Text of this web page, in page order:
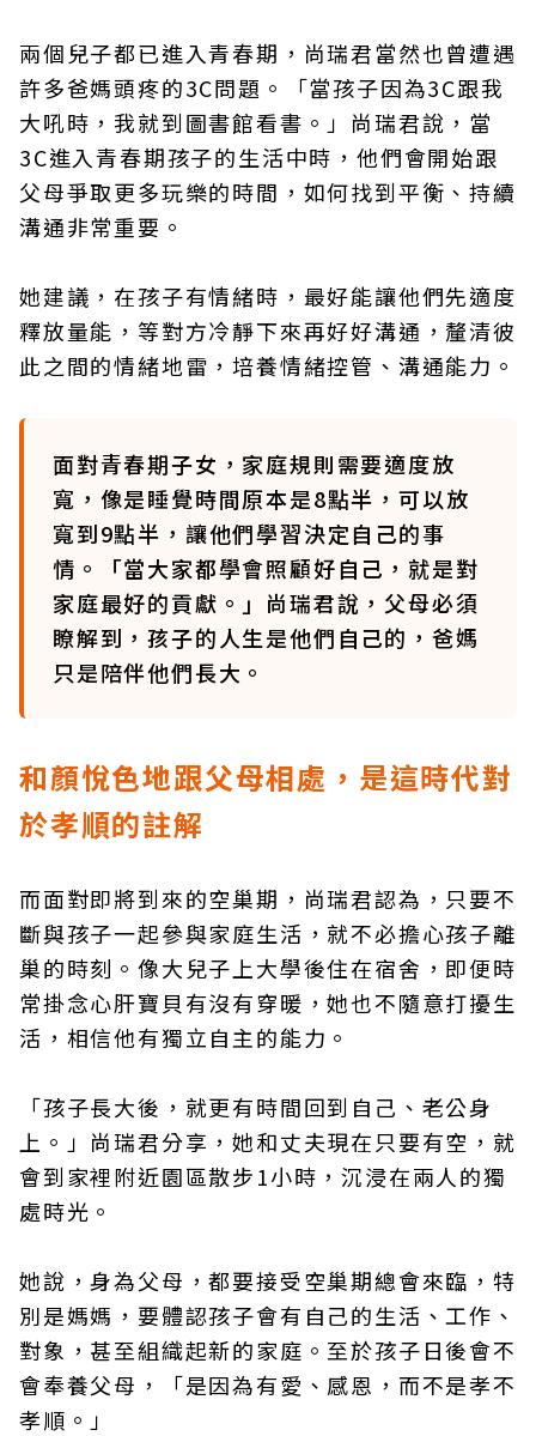
兩個兒子都已進入青春期，尚瑞君當然也曾遭遇
許多爸媽頭疼的3C問題。「當孩子因為3C跟我
大吼時，我就到圖書館看書。」尚瑞君說，當
3C進入青春期孩子的生活中時，他們會開始跟
父母爭取更多玩樂的時間，如何找到平衡、持續
溝通非常重要。
她建議，在孩子有情緒時，最好能讓他們先適度
釋放量能，等對方冷靜下來再好好溝通，釐清彼
此之間的情緒地雷，培養情緒控管、溝通能力。
面對青春期子女，家庭規則需要適度放
寬，像是睡覺時間原本是8點半，可以放
寬到9點半，讓他們學習決定自己的事
情。「當大家都學會照顧好自己，就是對
家庭最好的貢獻。」尚瑞君說，父母必須
瞭解到，孩子的人生是他們自己的，爸媽
只是陪伴他們長大。
和顏悅色地跟父母相處，是這時代對
於孝順的註解
而面對即將到來的空巢期，尚瑞君認為，只要不
斷與孩子一起參與家庭生活，就不必擔心孩子離
巢的時刻。像大兒子上大學後住在宿舍，即便時
常掛念心肝寶貝有沒有穿暖，她也不隨意打擾生
活，相信他有獨立自主的能力。
「孩子長大後，就更有時間回到自己、老公身
上。」尚瑞君分享，她和丈夫現在只要有空，就
會到家裡附近園區散步1小時，沉浸在兩人的獨
處時光。
她說，身為父母，都要接受空巢期總會來臨，特
別是媽媽，要體認孩子會有自己的生活、工作、
對象，甚至組織起新的家庭。至於孩子日後會不
會奉養父母，「是因為有愛、感恩，而不是孝不
孝順。」